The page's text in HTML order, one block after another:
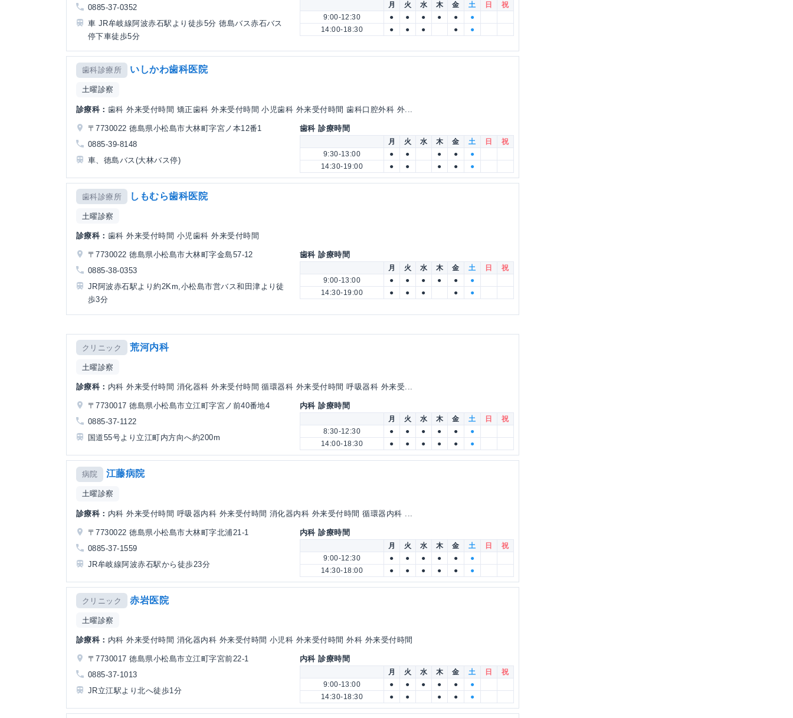
0885-37-0352
車 JR牟岐線阿波赤石駅より徒歩5分 徳島バス赤石バス
停下車徒歩5分
月 火 水 木 金 土 日
祝
9:00-12:30
● ● ● ● ●
●
14:00-18:30
● ● ● ● ●
歯科診療所 いしかわ歯科医院
土曜診察
診療科： 歯科 外来受付時間 矯正歯科 外来受付時間 小児歯科 外来受付時間 歯科口腔外科 外...
〒7730022 徳島県小松島市大林町字宮ノ本12番1
0885-39-8148
車、徳島バス(大林バス停)
歯科 診療時間
月 火 水 木 金 土 日
祝
9:30-13:00
● ● ● ●
●
14:30-19:00
● ● ● ● ●
歯科診療所 しもむら歯科医院
土曜診察
診療科： 歯科 外来受付時間 小児歯科 外来受付時間
〒7730022 徳島県小松島市大林町字金島57-12
0885-38-0353
JR阿波赤石駅より約2Km,小松島市営バス和田津より徒
歩3分
歯科 診療時間
月 火 水 木 金 土 日
祝
9:00-13:00
● ● ● ● ●
●
14:30-19:00
● ● ● ● ●
クリニック 荒河内科
土曜診察
診療科： 内科 外来受付時間 消化器科 外来受付時間 循環器科 外来受付時間 呼吸器科 外来受...
〒7730017 徳島県小松島市立江町字宮ノ前40番地4
0885-37-1122
国道55号より立江町内方向へ約200m
内科 診療時間
月 火 水 木 金 土 日
祝
8:30-12:30
● ● ● ● ●
●
14:00-18:30
● ● ● ● ● ●
病院 江藤病院
土曜診察
診療科： 内科 外来受付時間 呼吸器内科 外来受付時間 消化器内科 外来受付時間 循環器内科 ...
〒7730022 徳島県小松島市大林町字北浦21-1
0885-37-1559
JR牟岐線阿波赤石駅から徒歩23分
内科 診療時間
月 火 水 木 金 土 日
祝
9:00-12:30
● ● ● ● ●
●
14:30-18:00
● ● ● ● ● ●
クリニック 赤岩医院
土曜診察
診療科： 内科 外来受付時間 消化器内科 外来受付時間 小児科 外来受付時間 外科 外来受付時間
〒7730017 徳島県小松島市立江町字宮前22-1
0885-37-1013
JR立江駅より北へ徒歩1分
内科 診療時間
月 火 水 木 金 土 日
祝
9:00-13:00
● ● ● ● ●
●
14:30-18:30
● ● ● ● ●